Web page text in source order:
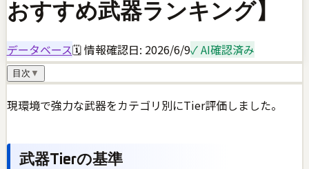
おすすめ武器ランキング】
データベース🗓 情報確認日: 2026/6/9✓ AI確認済み
目次 ▼
現環境で強力な武器をカテゴリ別にTier評価しました。
武器Tierの基準